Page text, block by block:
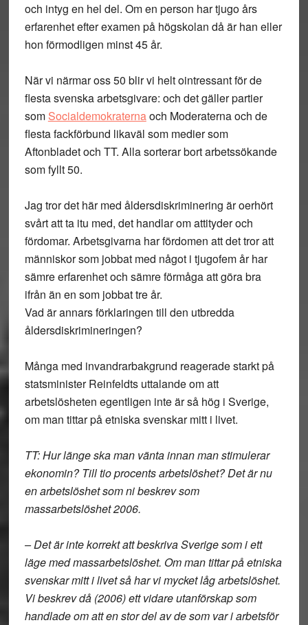
och intyg en hel del. Om en person har tjugo års
erfarenhet efter examen på högskolan då är han eller
hon förmodligen minst 45 år.
När vi närmar oss 50 blir vi helt ointressant för de
flesta svenska arbetsgivare: och det gäller partier
som Socialdemokraternaoch Moderaterna och de
flesta fackförbund likaväl som medier som
Aftonbladet och TT. Alla sorterar bort arbetssökande
som fyllt 50.
Jag tror det här med åldersdiskriminering är oerhört
svårt att ta itu med, det handlar om attityder och
fördomar. Arbetsgivarna har fördomen att det tror att
människor som jobbat med något i tjugofem år har
sämre erfarenhet och sämre förmåga att göra bra
ifrån än en som jobbat tre år.
Vad är annars förklaringen till den utbredda
åldersdiskrimineringen?
Många med invandrarbakgrund reagerade starkt på
statsminister Reinfeldts uttalande om att
arbetslösheten egentligen inte är så hög i Sverige,
om man tittar på etniska svenskar mitt i livet.
TT: Hur länge ska man vänta innan man stimulerar
ekonomin? Till tio procents arbetslöshet? Det är nu
en arbetslöshet som ni beskrev som
massarbetslöshet 2006.
– Det är inte korrekt att beskriva Sverige som i ett
läge med massarbetslöshet. Om man tittar på etniska
svenskar mitt i livet så har vi mycket låg arbetslöshet.
Vi beskrev då (2006) ett vidare utanförskap som
handlade om att en stor del av de som var i arbetsför